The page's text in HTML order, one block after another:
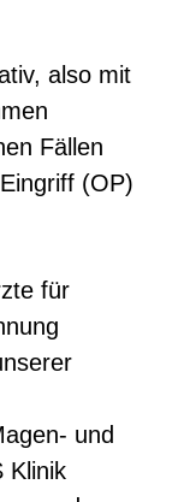
also mit
Fällen
(OP)
für
und
Klinik